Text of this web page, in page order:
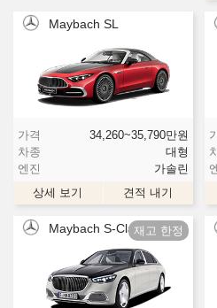
Maybach SL
가격 34,260~35,790만원
차종
대형
엔진
가솔린
상세 보기
견적 내기
Maybach S-Class